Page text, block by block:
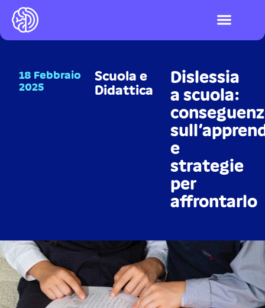
18 Febbraio
2025
Scuola e
Didattica
Dislessia
a scuola:
e
strategie
per
affrontarlo